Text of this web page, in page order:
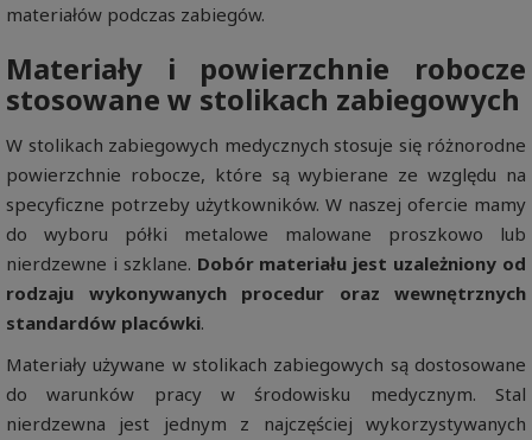
materiałów podczas zabiegów.
Materiały i powierzchnie robocze
stosowane w stolikach zabiegowych
W stolikach zabiegowych medycznych stosuje się różnorodne
powierzchnie robocze, które są wybierane ze względu na
specyficzne potrzeby użytkowników. W naszej ofercie mamy
do wyboru półki metalowe malowane proszkowo lub
nierdzewne i szklane. Dobór materiału jest uzależniony od
rodzaju wykonywanych procedur oraz wewnętrznych
standardów placówki.
Materiały używane w stolikach zabiegowych są dostosowane
do warunków pracy w środowisku medycznym. Stal
nierdzewna jest jednym z najczęściej wykorzystywanych